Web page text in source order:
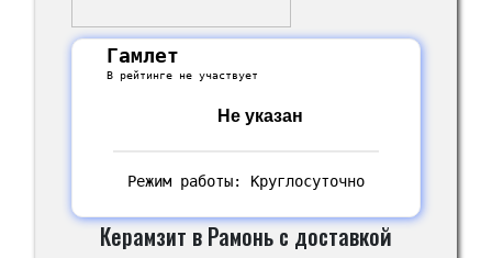
Гамлет
В рейтинге не участвует
Не указан
Режим работы: Круглосуточно
Керамзит в Рамонь с доставкой